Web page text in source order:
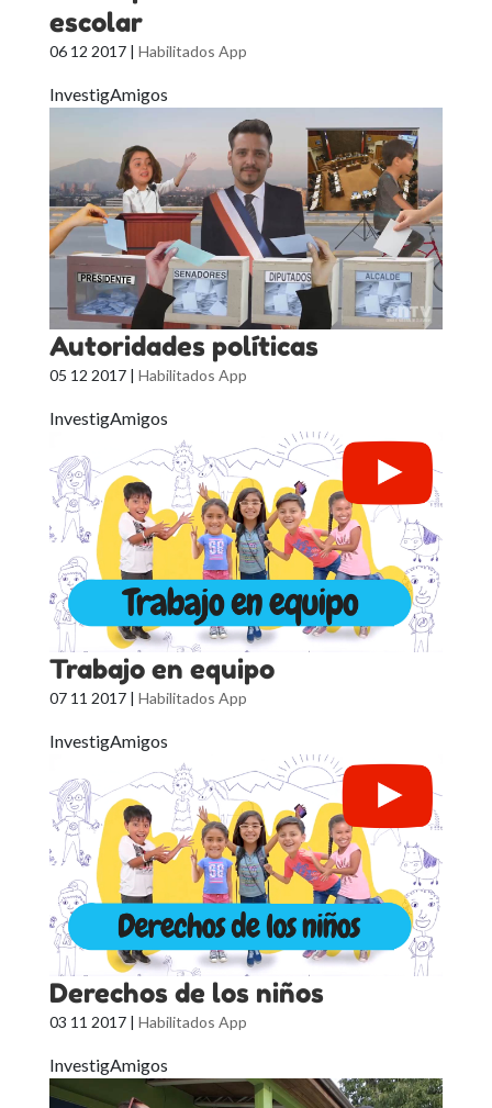
escolar
06 12 2017| Habilitados App
InvestigAmigos
Autoridades políticas
05 12 2017| Habilitados App
InvestigAmigos
Trabajo en equipo
07 11 2017| Habilitados App
InvestigAmigos
Derechos de los niños
03 11 2017| Habilitados App
InvestigAmigos